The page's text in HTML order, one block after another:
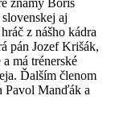
známy Boris
aj
z nášho kádra
pán Jozef Krišák,
má trénerské
Ďalším členom
Pavol Manďák a